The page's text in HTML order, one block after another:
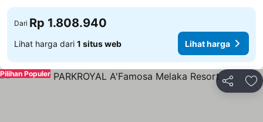
Dari Rp 1.808.940
Lihat harga dari 1 situs web Lihat harga
Bagikan
Pilihan Populer